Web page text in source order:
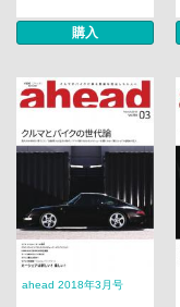
購入
ahead 2018年3月号